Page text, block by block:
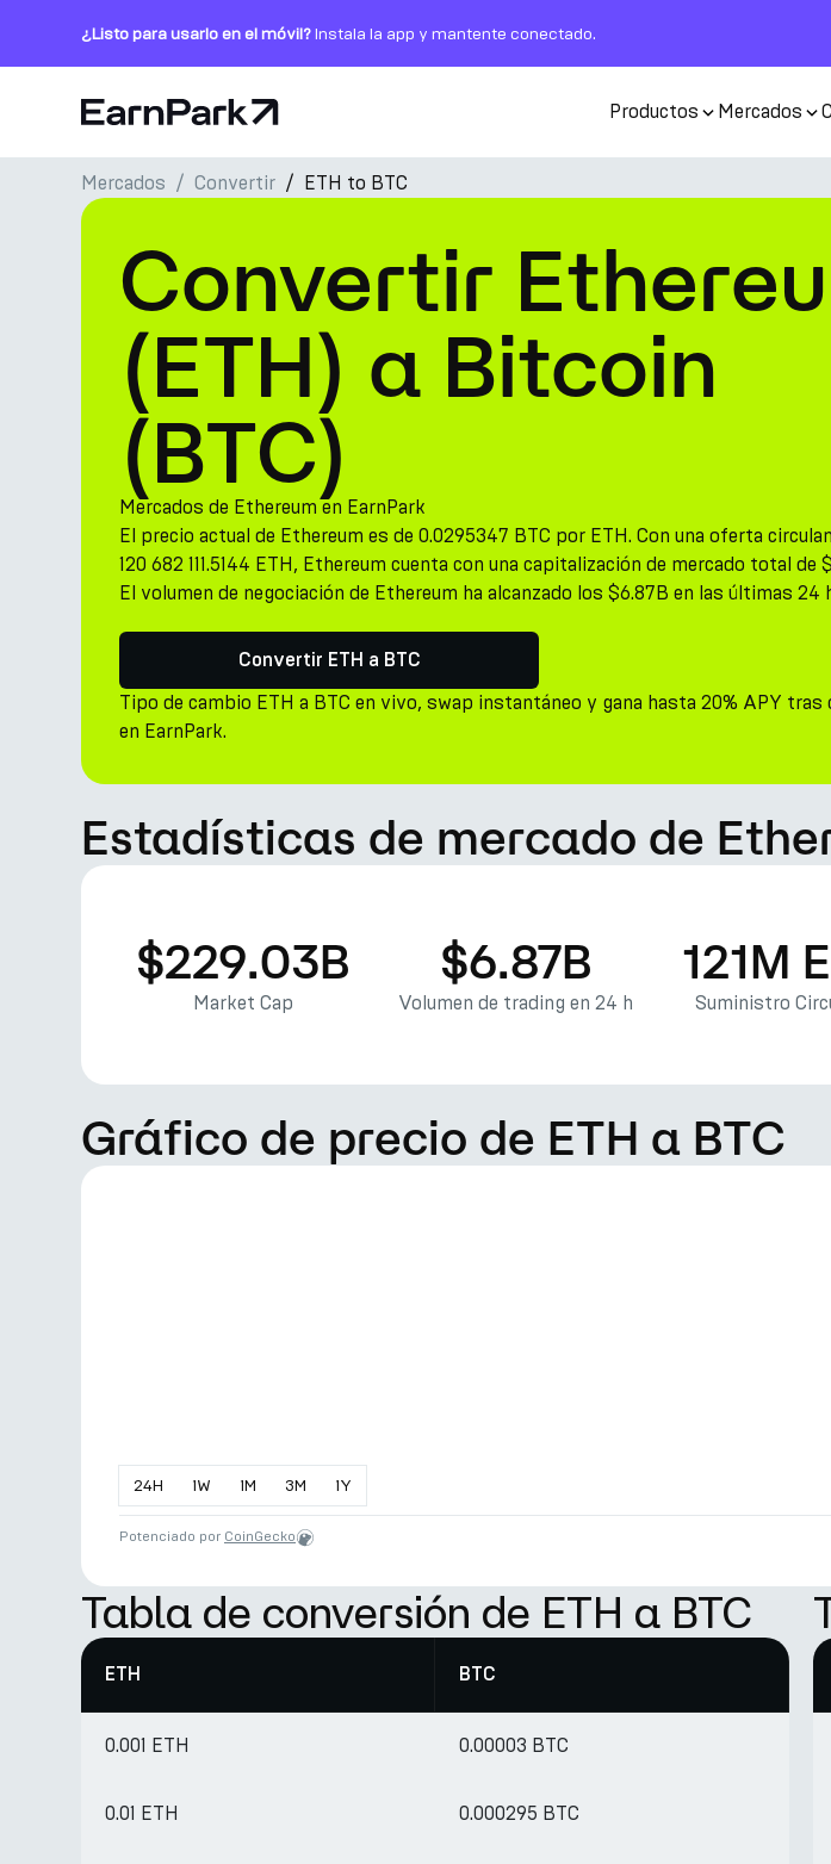
¿Listo para usarlo en el móvil?Instala la app y mantente conectado.
Página de inicio Productos Mercados
Productos
Mercados
Calculadoras
PARK Token
Recursos
Compañía
Mercados Convertir ETH to BTC
Convertir
(ETH) a Bitcoin
(BTC)
Mercados de Ethereum en EarnPark
El precio actual de Ethereum es de 0.0295347 BTC por ETH. Con una oferta
120 682 111.5144 ETH, Ethereum cuenta con una capitalización de mercado total de
El volumen de negociación de Ethereum ha alcanzado los $6.87B en las últimas 24
Convertir ETH a BTC
Tipo de cambio ETH a BTC en vivo, swap instantáneo y gana hasta 20% APY
en EarnPark.
Estadísticas de mercado de
$229.03B
Market Cap
$6.87B
Volumen de trading en 24 h
121M
Suministro
Gráfico de precio de ETH a BTC
24H 1W 1M 3M 1Y
Potenciado por CoinGecko
Tabla de conversión de ETH a BTC
ETH BTC
0.001 ETH 0.00003 BTC
0.01 ETH 0.000295 BTC